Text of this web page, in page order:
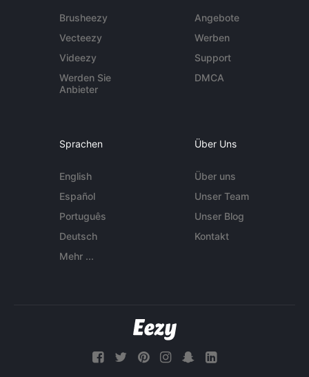
Brusheezy
Vecteezy
Videezy
Werden Sie
Anbieter
Angebote
Werben
Support
DMCA
Sprachen
English
Español
Português
Deutsch
Mehr ...
Über Uns
Über uns
Unser Team
Unser Blog
Kontakt